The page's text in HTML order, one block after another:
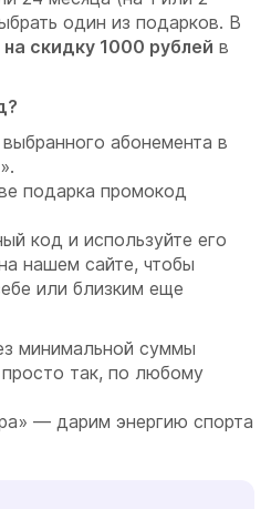
один из подарков. В
скидку 1000 рублей в
абонемента в
подарка промокод
код и используйте его
нашем сайте, чтобы
или близким еще
минимальной суммы
так, по любому
— дарим энергию спорта